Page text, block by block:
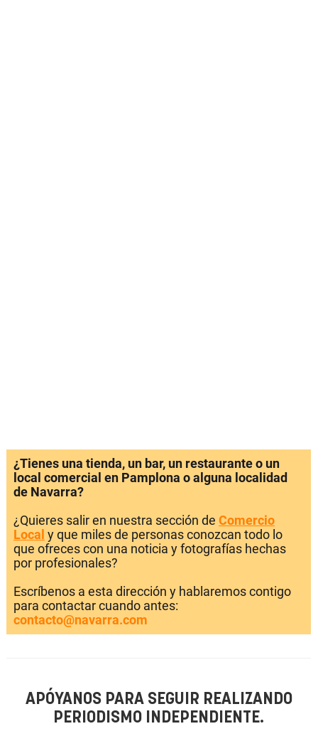
¿Tienes una tienda, un bar, un restaurante o un
local comercial en Pamplona o alguna localidad
de Navarra?
¿Quieres salir en nuestra sección de Comercio
Local y que miles de personas conozcan todo lo
que ofreces con una noticia y fotografías hechas
por profesionales?
Escríbenos a esta dirección y hablaremos contigo
para contactar cuando antes:
contacto@navarra.com
APÓYANOS PARA SEGUIR REALIZANDO
PERIODISMO INDEPENDIENTE.